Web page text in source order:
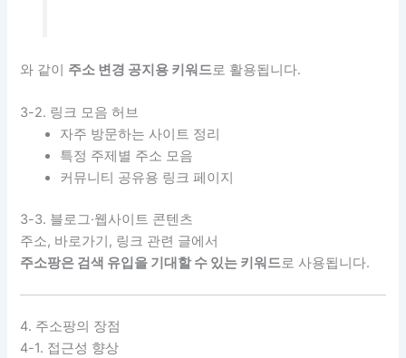
와 같이 주소 변경 공지용 키워드로 활용됩니다.
3-2. 링크 모음 허브
자주 방문하는 사이트 정리
특정 주제별 주소 모음
커뮤니티 공유용 링크 페이지
3-3. 블로그·웹사이트 콘텐츠
주소, 바로가기, 링크 관련 글에서
주소팡은 검색 유입을 기대할 수 있는 키워드로 사용됩니다.
4. 주소팡의 장점
4-1. 접근성 향상